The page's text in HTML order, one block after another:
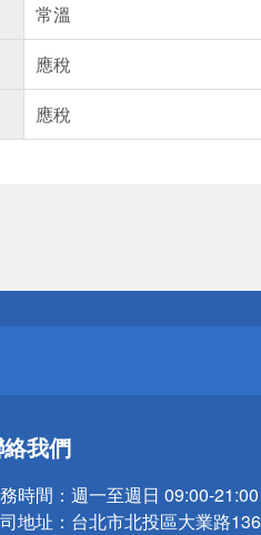
常溫
應稅
應稅
我們
時間： 週一至週日 09:00-
地址： 台北市北投區大業路